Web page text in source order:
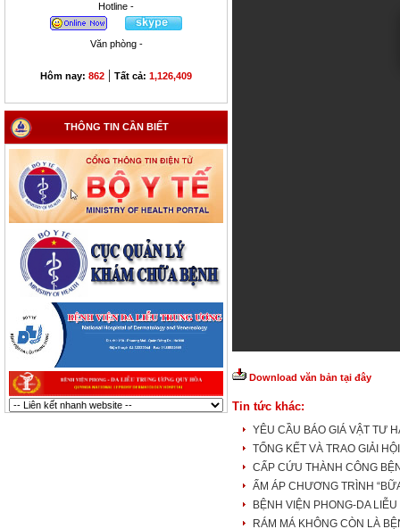
Hotline -
Văn phòng -
Hôm nay: 862 | Tất cả: 1,126,409
THÔNG TIN CẦN BIẾT
Download văn bản tại đây
Tin tức khác:
YÊU CẦU BÁO GIÁ VẬT TƯ
TỔNG KẾT VÀ TRAO GIẢI
CẤP CỨU THÀNH CÔNG
ẤM ÁP CHƯƠNG TRÌNH
BỆNH VIỆN PHONG-DA
RÁM MÁ KHÔNG CÒN LÀ